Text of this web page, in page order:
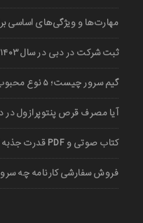
مهارت‌ها و ویژگی‌های اساسی
ثبت شرکت در دبی در سال ۱۴۰۳
گیم سرور چیست؛ ۵ نوع محبوب آن
آیا مصرف قرص پنتوپرازول
کتاب صوتی و PDF قدرت جذبه از برایان تریسی
فروش سفارشی کارنامه چه